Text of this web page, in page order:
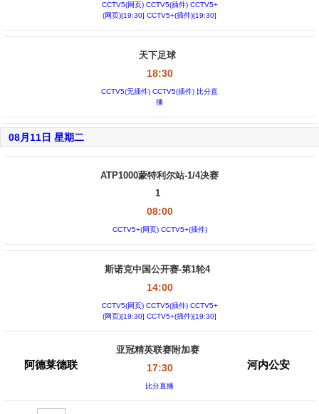
CCTV5(网页) CCTV5(插件) CCTV5+
(网页)[19:30] CCTV5+(插件)[19:30]
天下足球
18:30
CCTV5(无插件) CCTV5(插件) 比分直
播
08月11日 星期二
ATP1000蒙特利尔站-1/4决赛
1
08:00
CCTV5+(网页) CCTV5+(插件)
斯诺克中国公开赛-第1轮4
14:00
CCTV5(网页) CCTV5(插件) CCTV5+
(网页)[19:30] CCTV5+(插件)[19:30]
阿德莱德联
亚冠精英联赛附加赛
17:30
比分直播
河内公安